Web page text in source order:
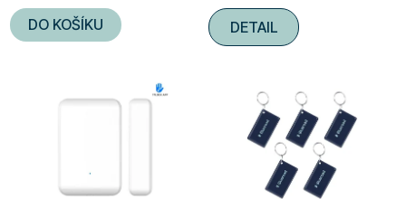
4,9
z
DO KOŠÍKU
5,0
z
DETAIL